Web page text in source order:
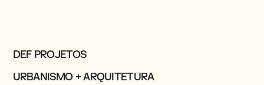
DEF PROJETOS
URBANISMO + ARQUITETURA